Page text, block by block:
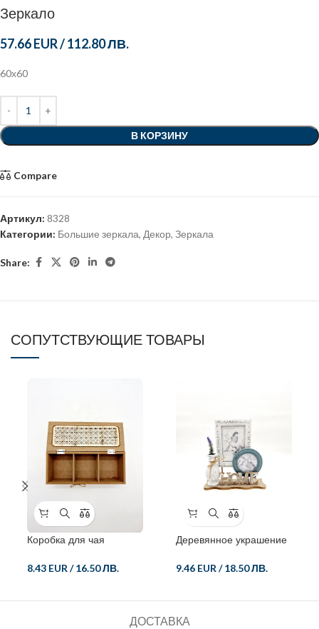
Зеркало
57.66 EUR/112.80 ЛВ.
60х60
В КОРЗИНУ
Compare
Артикул: 8328
Категории: Большие зеркала, Декор, Зеркала
Share:
СОПУТСТВУЮЩИЕ ТОВАРЫ
Коробка для чая
8.43 EUR /16.50 ЛВ.
Деревянное украшение
9.46 EUR /18.50 ЛВ.
ДОСТАВКА